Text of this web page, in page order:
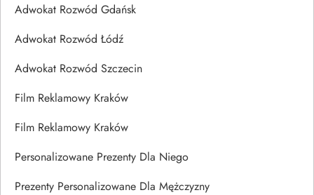
Adwokat Rozwód Gdańsk
Adwokat Rozwód Łódź
Adwokat Rozwód Szczecin
Film Reklamowy Kraków
Film Reklamowy Kraków
Personalizowane Prezenty Dla Niego
Prezenty Personalizowane Dla Mężczyzny